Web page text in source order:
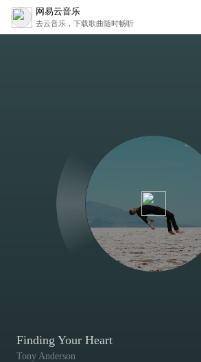
网易云音乐
去云音乐，下载歌曲随时畅听
Finding Your Heart
Tony Anderson